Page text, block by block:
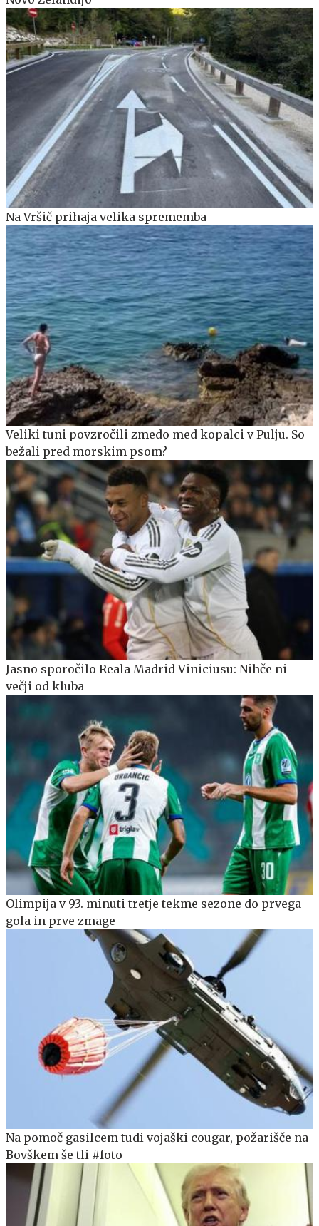
Na Vršič prihaja velika sprememba
Veliki tuni povzročili zmedo med kopalci v Pulju. So
bežali pred morskim psom?
Jasno sporočilo Reala Madrid Viniciusu: Nihče ni
večji od kluba
Olimpija v 93. minuti tretje tekme sezone do prvega
gola in prve zmage
Na pomoč gasilcem tudi vojaški cougar, požarišče na
Bovškem še tli #foto